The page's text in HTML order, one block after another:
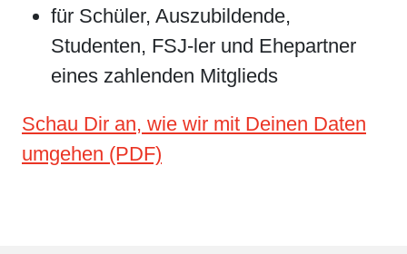
für Schüler, Auszubildende,
Studenten, FSJ-ler und Ehepartner
eines zahlenden Mitglieds
Schau Dir an, wie wir mit Deinen Daten
umgehen (PDF)